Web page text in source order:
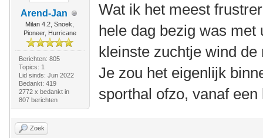
Arend-Jan
Milan 4.2, Snoek,
Pioneer, Hurricane
Berichten: 805
Topics: 1
Lid sinds: Jun 2022
Bedankt: 419
2772 x bedankt in
807 berichten
Wat ik het meest
hele dag bezig was
kleinste zuchtje wind
Je zou het eigenlijk
sporthal ofzo, vanaf
Zoek